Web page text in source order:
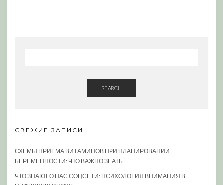
SEARCH
СВЕЖИЕ ЗАПИСИ
СХЕМЫ ПРИЕМА ВИТАМИНОВ ПРИ ПЛАНИРОВАНИИ
БЕРЕМЕННОСТИ: ЧТО ВАЖНО ЗНАТЬ
ЧТО ЗНАЮТ О НАС СОЦСЕТИ: ПСИХОЛОГИЯ ВНИМАНИЯ В